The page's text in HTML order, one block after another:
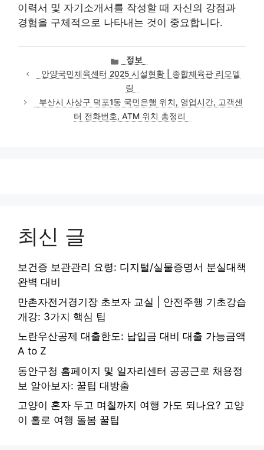
이력서 및 자기소개서를 작성할 때 자신의 강점과
경험을 구체적으로 나타내는 것이 중요합니다.
카
테
고
리
정보
안양국민체육센터 2025 시설현황 | 종합체육관 리모델
링
부산시 사상구 덕포1동 국민은행 위치, 영업시간, 고객센
터 전화번호, ATM 위치 총정리
최신 글
보건증 보관관리 요령: 디지털/실물증명서 분실대책
완벽 대비
만촌자전거경기장 초보자 교실 | 안전주행 기초강습
개강: 3가지 핵심 팁
노란우산공제 대출한도: 납입금 대비 대출 가능금액
A to Z
동안구청 홈페이지 및 일자리센터 공공근로 채용정
보 알아보자: 꿀팁 대방출
고양이 혼자 두고 며칠까지 여행 가도 되나요? 고양
이 홀로 여행 돌봄 꿀팁